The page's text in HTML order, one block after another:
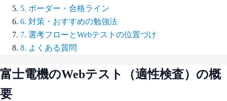
5. ボーダー・合格ライン
6. 対策・おすすめの勉強法
7. 選考フローとWebテストの位置づけ
8. よくある質問
富士電機のWebテスト（適性検査）の概
要